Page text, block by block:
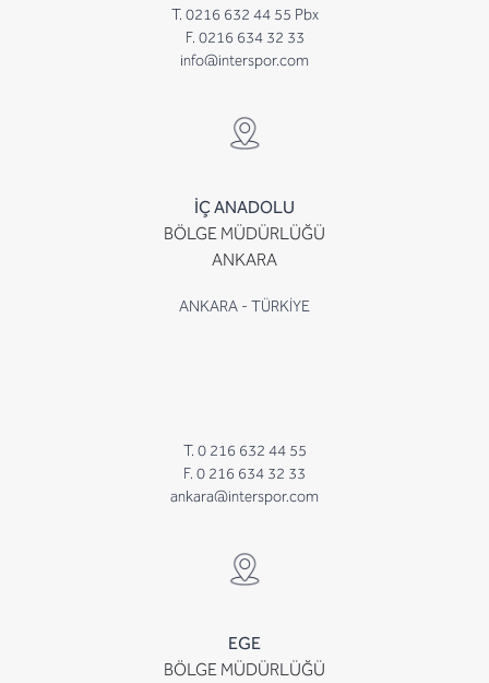
T. 0216 632 44 55 Pbx
F. 0216 634 32 33
info@interspor.com
İÇ ANADOLU
BÖLGE MÜDÜRLÜĞÜ
ANKARA
ANKARA - TÜRKİYE
T. 0 216 632 44 55
F. 0 216 634 32 33
ankara@interspor.com
EGE
BÖLGE MÜDÜRLÜĞÜ